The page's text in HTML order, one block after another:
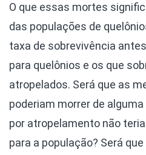
O que essas mortes
das populações de
taxa de sobrevivência
para quelônios e os que
atropelados. Será que as
poderiam morrer de
por atropelamento não
para a população? Será